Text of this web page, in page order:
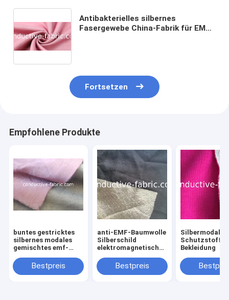
Antibakterielles silbernes
Fasergewebe China-Fabrik für EMF-
Fortsetzen
Empfohlene Produkte
buntes gestricktes
silbernes modales
gemischtes emf-
Nabelbinde
Bestpreis
anti-EMF-Baumwolle
Silberschild
elektromagnetisch
Bestpreis
Silbermodaler
Schutzstoff
Bekleidung